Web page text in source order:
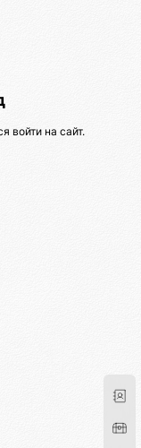
войти на сайт.